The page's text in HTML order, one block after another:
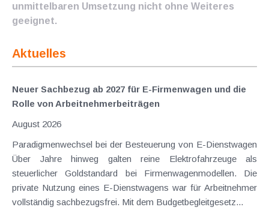
unmittelbaren Umsetzung nicht ohne Weiteres
geeignet.
Aktuelles
Neuer Sachbezug ab 2027 für E-Firmenwagen und die
Rolle von Arbeitnehmer​­beiträgen
August 2026
Paradigmenwechsel bei der Besteuerung von E-Dienstwagen
Über Jahre hinweg galten reine Elektrofahrzeuge als
steuerlicher Goldstandard bei Firmenwagenmodellen. Die
private Nutzung eines E-Dienstwagens war für Arbeitnehmer
vollständig sachbezugsfrei. Mit dem Budgetbegleitgesetz...